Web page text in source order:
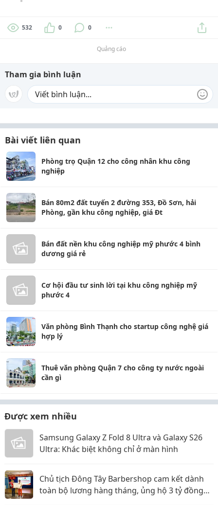
532 0 0
Quảng cáo
Tham gia bình luận
Bài viết liên quan
Phòng trọ Quận 12 cho công nhân khu công
nghiệp
Bán 80m2 đất tuyến 2 đường 353, Đồ Sơn, hải
Phòng, gần khu công nghiệp, giá Đt
Bán đất nền khu công nghiệp mỹ phước 4 bình
dương giá rẻ
Cơ hội đầu tư sinh lời tại khu công nghiệp mỹ
phước 4
Văn phòng Bình Thạnh cho startup công nghệ giá
hợp lý
Thuê văn phòng Quận 7 cho công ty nước ngoài
cần gì
Được xem nhiều
Samsung Galaxy Z Fold 8 Ultra và Galaxy S26
Ultra: Khác biệt không chỉ ở màn hình
Chủ tịch Đông Tây Barbershop cam kết dành
toàn bộ lương hàng tháng, ủng hộ 3 tỷ đồng